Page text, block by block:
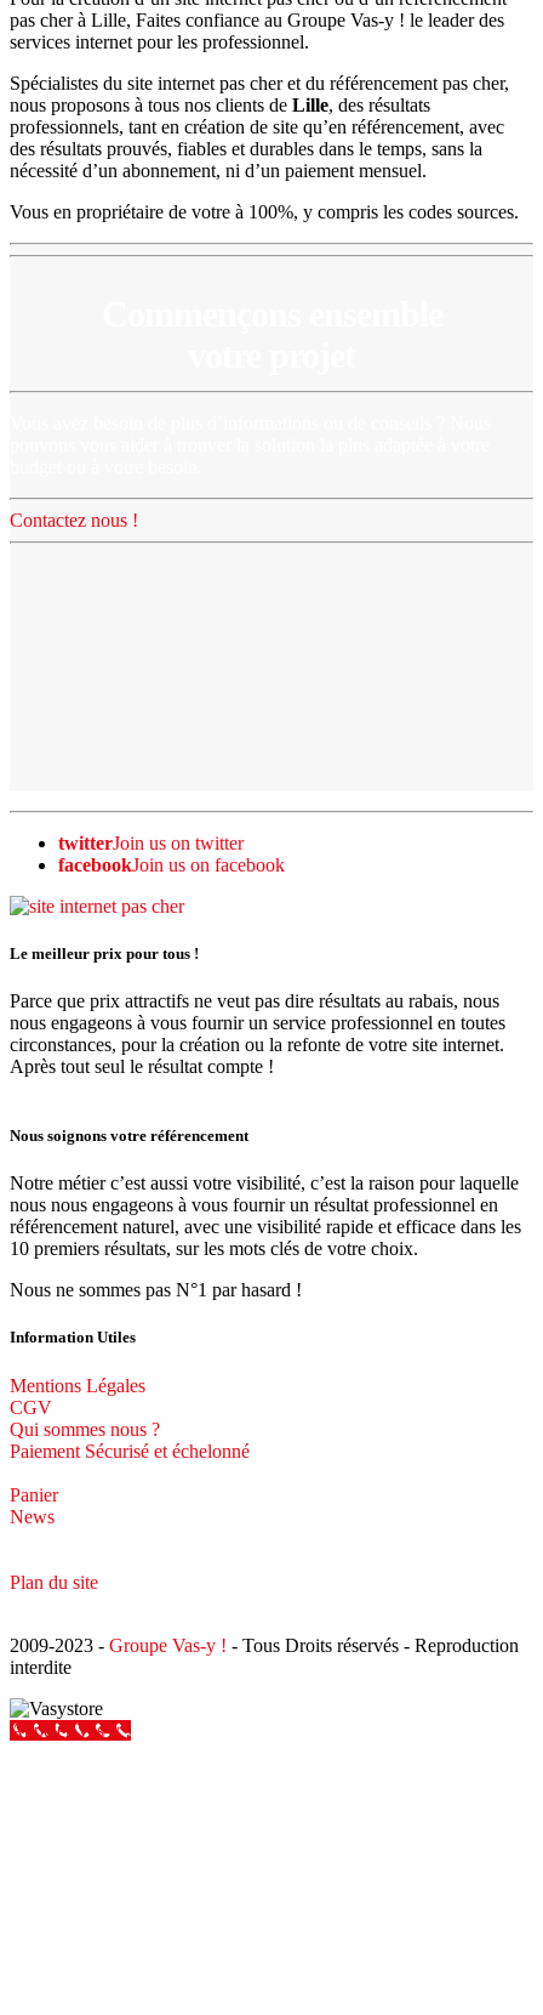
pas cher à Lille, Faites confiance au Groupe Vas-y ! le leader des
services internet pour les professionnel.
Spécialistes du site internet pas cher et du référencement pas cher,
nous proposons à tous nos clients de Lille, des résultats
professionnels, tant en création de site qu’en référencement, avec
des résultats prouvés, fiables et durables dans le temps, sans la
nécessité d’un abonnement, ni d’un paiement mensuel.
Vous en propriétaire de votre à 100%, y compris les codes sources.
Contactez nous !
twitterJoin us on twitter
facebookJoin us on facebook
Le meilleur prix pour tous !
Parce que prix attractifs ne veut pas dire résultats au rabais, nous
nous engageons à vous fournir un service professionnel en toutes
circonstances, pour la création ou la refonte de votre site internet.
Après tout seul le résultat compte !
Nous soignons votre référencement
Notre métier c’est aussi votre visibilité, c’est la raison pour laquelle
nous nous engageons à vous fournir un résultat professionnel en
référencement naturel, avec une visibilité rapide et efficace dans les
10 premiers résultats, sur les mots clés de votre choix.
Nous ne sommes pas N°1 par hasard !
Information Utiles
Mentions Légales
CGV
Qui sommes nous ?
Paiement Sécurisé et échelonné
Panier
News
Plan du site
2009-2023 - Groupe Vas-y ! - Tous Droits réservés - Reproduction
interdite
Appeler Vas-y !